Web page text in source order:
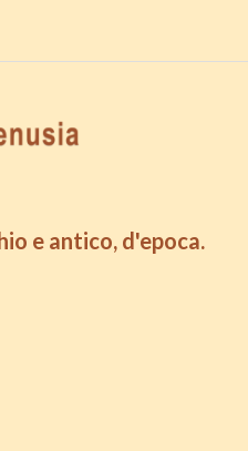
e antico, d'epoca.